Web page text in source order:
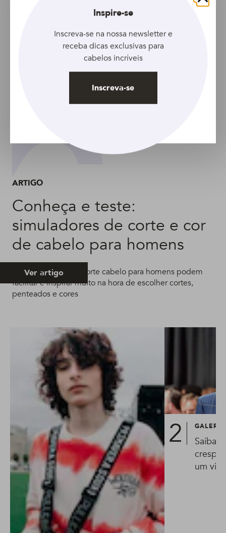
ARTIGO
Conheça e teste:
simuladores de corte e cor
de cabelo para homens
Apps que simulam corte cabelo para homens podem
facilitar e inspirar muito na hora de escolher cortes,
penteados e cores
Ver artigo
GALERIA
Saiba
crespo
um
Fechar
Inspire-se
Inscreva-se na nossa newsletter e
receba dicas exclusivas para
cabelos incríveis
Inscreva-se